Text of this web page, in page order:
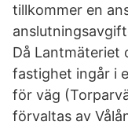
tillkommer en
Då Lantmäteriet
fastighet ingår i
för väg
förvaltas av